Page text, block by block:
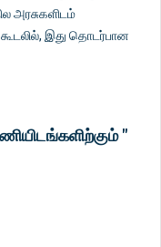
இது தொடர்பான
"